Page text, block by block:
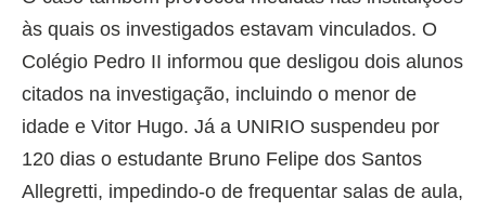
às quais os investigados estavam vinculados. O
Colégio Pedro II informou que desligou dois alunos
citados na investigação, incluindo o menor de
idade e Vitor Hugo. Já a UNIRIO suspendeu por
120 dias o estudante Bruno Felipe dos Santos
Allegretti, impedindo-o de frequentar salas de aula,